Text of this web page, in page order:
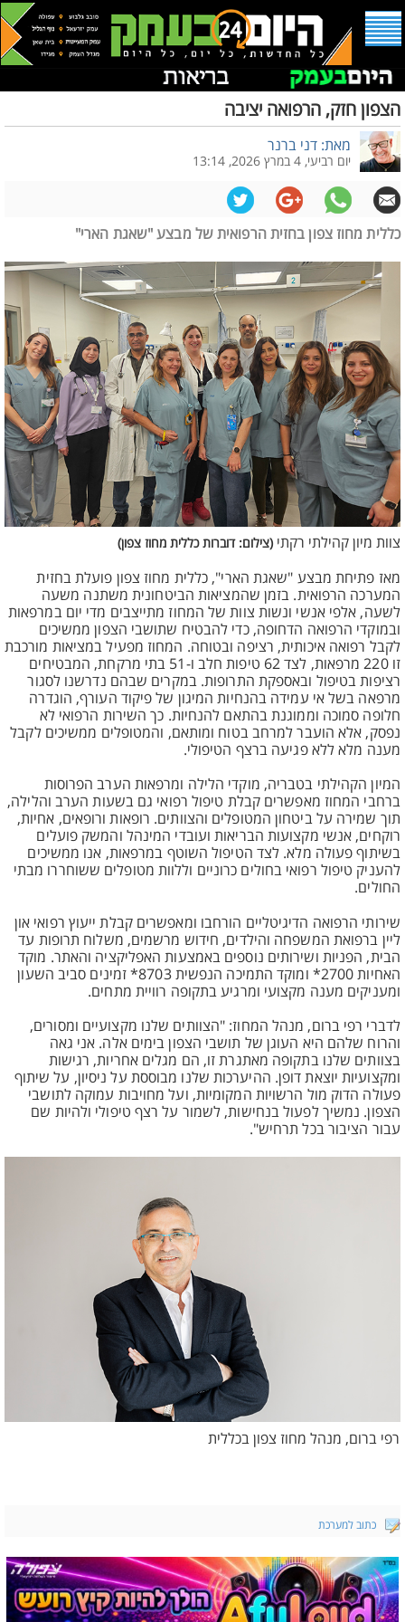
הצפון חזק, הרפואה יציבה
מאת: דני ברנר
יום רביעי, 4 במרץ 2026, 13:14
כללית מחוז צפון בחזית הרפואית של מבצע "שאגת הארי"
צוות מיון קהילתי רקתי (צילום: דוברות כללית מחוז צפון)
מאז פתיחת מבצע "שאגת הארי", כללית מחוז צפון פועלת בחזית
המערכה הרפואית. בזמן שהמציאות הביטחונית משתנה משעה
לשעה, אלפי אנשי ונשות צוות של המחוז מתייצבים מדי יום במרפאות
ובמוקדי הרפואה הדחופה, כדי להבטיח שתושבי הצפון ממשיכים
לקבל רפואה איכותית, רציפה ובטוחה. המחוז מפעיל במציאות מורכבת
זו 220 מרפאות, לצד 62 טיפות חלב ו-51 בתי מרקחת, המבטיחים
רציפות בטיפול ובאספקת התרופות. במקרים שבהם נדרשנו לסגור
מרפאה בשל אי עמידה בהנחיות המיגון של פיקוד העורף, הוגדרה
חלופה סמוכה וממוגנת בהתאם להנחיות. כך השירות הרפואי לא
נפסק, אלא הועבר למרחב בטוח ומותאם, והמטופלים ממשיכים לקבל
מענה מלא ללא פגיעה ברצף הטיפולי.
המיון הקהילתי בטבריה, מוקדי הלילה ומרפאות הערב הפרוסות
ברחבי המחוז מאפשרים קבלת טיפול רפואי גם בשעות הערב והלילה,
תוך שמירה על ביטחון המטופלים והצוותים. רופאות ורופאים, אחיות,
רוקחים, אנשי מקצועות הבריאות ועובדי המינהל והמשק פועלים
בשיתוף פעולה מלא. לצד הטיפול השוטף במרפאות, אנו ממשיכים
להעניק טיפול רפואי בחולים כרוניים וללוות מטופלים ששוחררו מבתי
החולים.
שירותי הרפואה הדיגיטליים הורחבו ומאפשרים קבלת ייעוץ רפואי און
ליין ברפואת המשפחה והילדים, חידוש מרשמים, משלוח תרופות עד
הבית, הפניות ושירותים נוספים באמצעות האפליקציה והאתר. מוקד
האחיות 2700* ומוקד התמיכה הנפשית 8703* זמינים סביב השעון
ומעניקים מענה מקצועי ומרגיע בתקופה רוויית מתחים.
לדברי רפי ברום, מנהל המחוז: "הצוותים שלנו מקצועיים ומסורים,
והרוח שלהם היא העוגן של תושבי הצפון בימים אלה. אני גאה
בצוותים שלנו בתקופה מאתגרת זו, הם מגלים אחריות, רגישות
ומקצועיות יוצאת דופן. ההיערכות שלנו מבוססת על ניסיון, על שיתוף
פעולה הדוק מול הרשויות המקומיות, ועל מחויבות עמוקה לתושבי
הצפון. נמשיך לפעול בנחישות, לשמור על רצף טיפולי ולהיות שם
עבור הציבור בכל תרחיש".
רפי ברום, מנהל מחוז צפון בכללית
כתוב למערכת